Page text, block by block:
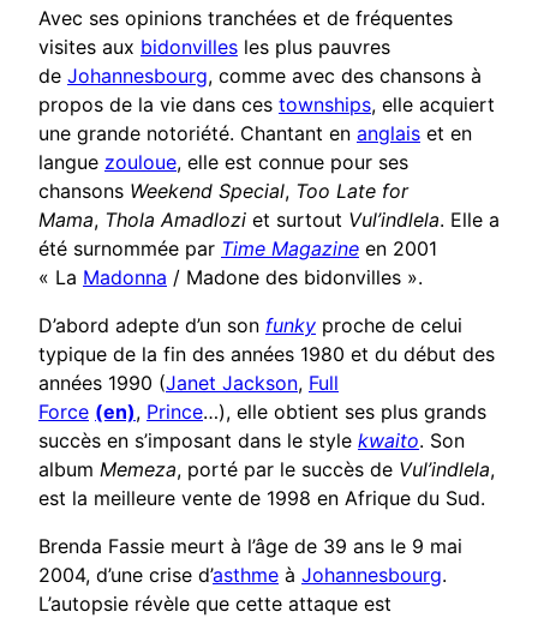
Avec ses opinions tranchées et de fréquentes
visites aux bidonvilles les plus pauvres
de Johannesbourg, comme avec des chansons à
propos de la vie dans ces townships, elle acquiert
une grande notoriété. Chantant en anglais et en
langue zouloue, elle est connue pour ses
chansons Weekend Special, Too Late for
Mama, Thola Amadlozi et surtout Vul’indlela. Elle a
été surnommée par Time Magazine en 2001
« La Madonna / Madone des bidonvilles ».
D’abord adepte d’un son funky proche de celui
typique de la fin des années 1980 et du début des
années 1990 (Janet Jackson, Full
Force (en), Prince…), elle obtient ses plus grands
succès en s’imposant dans le style kwaito. Son
album Memeza, porté par le succès de Vul’indlela,
est la meilleure vente de 1998 en Afrique du Sud.
Brenda Fassie meurt à l’âge de 39 ans le 9 mai
2004, d’une crise d’asthme à Johannesbourg.
L’autopsie révèle que cette attaque est